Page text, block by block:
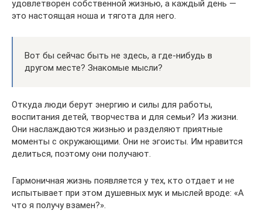
удовлетворен собственной жизнью, а каждый день —
это настоящая ноша и тягота для него.
Вот бы сейчас быть не здесь, а где-нибудь в
другом месте? Знакомые мысли?
Откуда люди берут энергию и силы для работы,
воспитания детей, творчества и для семьи? Из жизни.
Они наслаждаются жизнью и разделяют приятные
моменты с окружающими. Они не эгоисты. Им нравится
делиться, поэтому они получают.
Гармоничная жизнь появляется у тех, кто отдает и не
испытывает при этом душевных мук и мыслей вроде: «А
что я получу взамен?».